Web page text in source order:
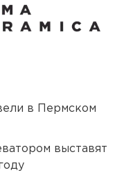
в Пермском
выставят